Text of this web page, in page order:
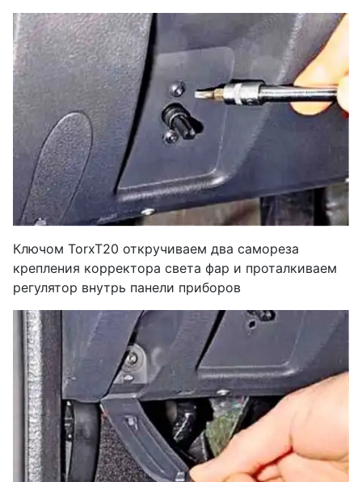
Ключом TorxT20 откручиваем два самореза
крепления корректора света фар и проталкиваем
регулятор внутрь панели приборов